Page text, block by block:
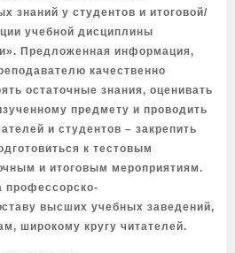
знаний у студентов и итоговой/
учебной дисциплины
Предложенная информация,
качественно
остаточные знания, оценивать
предмету и проводить
и студентов – закрепить
к тестовым
и итоговым мероприятиям.
профессорско-
высших учебных заведений,
широкому кругу читателей.